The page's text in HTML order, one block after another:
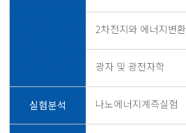
2차전지와 에너지변환
광자 및 광전자학
실험분석 나노에너지계측실험